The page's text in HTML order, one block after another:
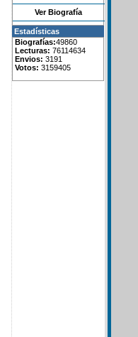
Ver Biografía
Estadísticas
Biografías:49860
Lecturas: 76114634
Envios: 3191
Votos: 3159405